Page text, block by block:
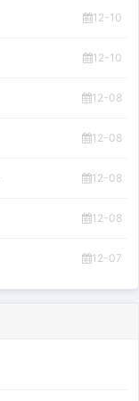
12-10
12-10
12-08
12-08
12-08
12-08
12-07